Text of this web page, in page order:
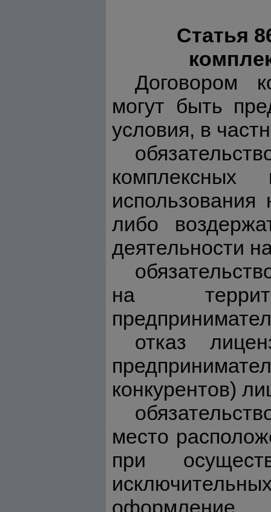
Статья
Договором
могут быть
условия, в
комплексных
либо
деятельности
на
отказ
конкурентов)
место
при
оформление.